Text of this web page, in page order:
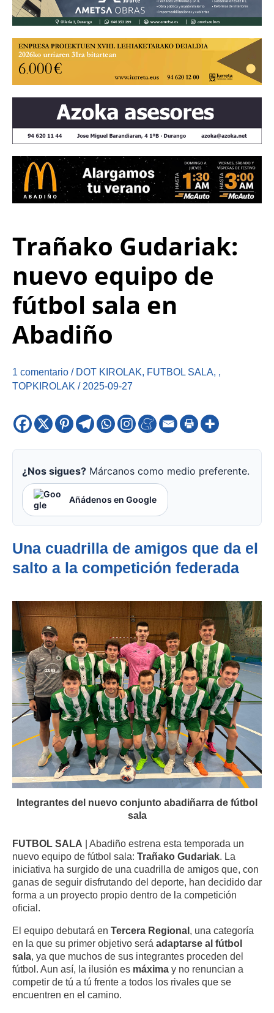
Trañako Gudariak:
nuevo equipo de
fútbol sala en
Abadiño
1 comentario / DOT KIROLAK, FUTBOL SALA, ,
TOPKIROLAK / 2025-09-27
¿Nos sigues? Márcanos como medio preferente.
Añádenos en Google
Una cuadrilla de amigos que da el
salto a la competición federada
Integrantes del nuevo conjunto abadiñarra de fútbol
sala
FUTBOL SALA | Abadiño estrena esta temporada un
nuevo equipo de fútbol sala: Trañako Gudariak. La
iniciativa ha surgido de una cuadrilla de amigos que, con
ganas de seguir disfrutando del deporte, han decidido dar
forma a un proyecto propio dentro de la competición
oficial.
El equipo debutará en Tercera Regional, una categoría
en la que su primer objetivo será adaptarse al fútbol
sala, ya que muchos de sus integrantes proceden del
fútbol. Aun así, la ilusión es máxima y no renuncian a
competir de tú a tú frente a todos los rivales que se
encuentren en el camino.